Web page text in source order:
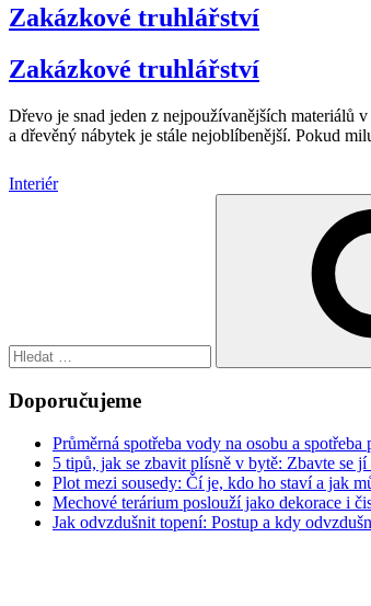
Zakázkové truhlářství
Zakázkové truhlářství
Dřevo je snad jeden z nejpoužívanějších materiálů
a dřevěný nábytek je stále nejoblíbenější. Pokud
Interiér
Doporučujeme
Průměrná spotřeba vody na osobu a
5 tipů, jak se zbavit plísně v bytě: Zbavte se
Plot mezi sousedy: Čí je, kdo ho staví a jak
Mechové terárium poslouží jako dekorace i
Jak odvzdušnit topení: Postup a kdy